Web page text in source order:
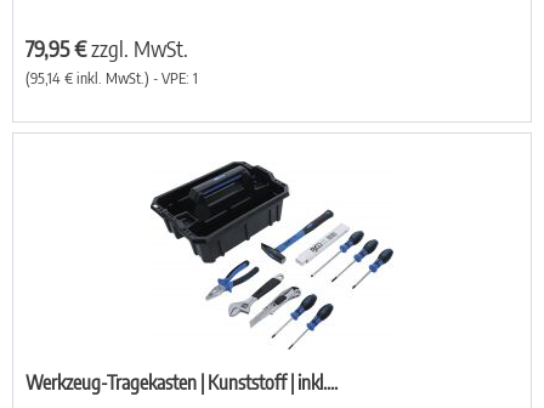
79,95 €zzgl. MwSt.
(95,14 € inkl. MwSt.) - VPE: 1
Werkzeug-Tragekasten | Kunststoff | inkl....